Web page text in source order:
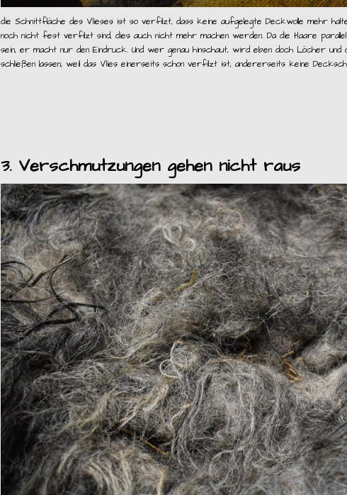
die Schnittfläche des Vlieses ist so verfilzt, dass keine aufgelegte Deckwolle mehr
noch nicht fest verfilzt sind, dies auch nicht mehr machen werden. Da die Haare
sein, er macht nur den Eindruck. Und wer genau hinschaut, wird eben doch Löcher und
schließen lassen, weil das Vlies einerseits schon verfilzt ist, andererseits keine
3. Verschmutzungen gehen nicht raus